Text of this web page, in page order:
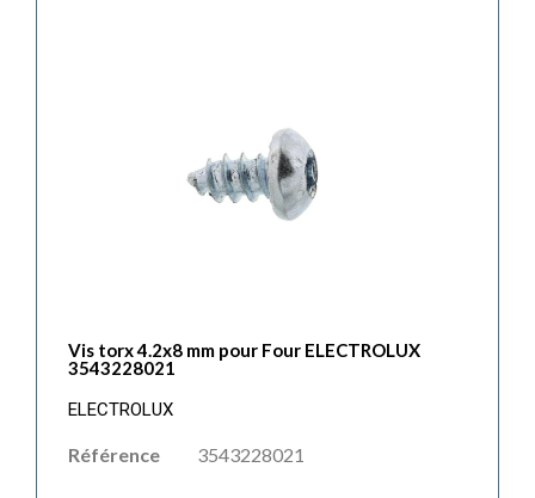
Vis torx 4.2x8 mm pour Four ELECTROLUX
3543228021
ELECTROLUX
Référence 3543228021